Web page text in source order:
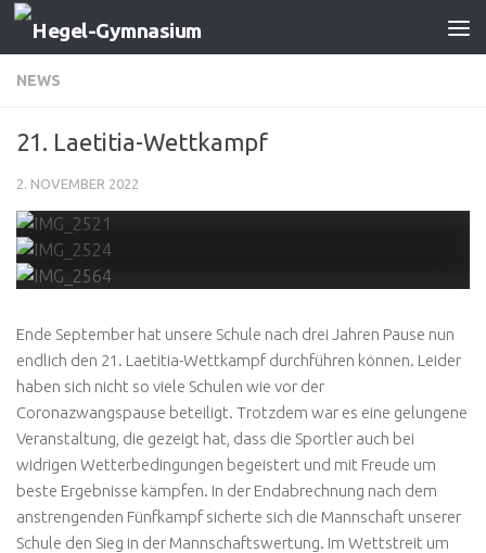
Zum Inhalt springen
NEWS
21. Laetitia-Wettkampf
2. NOVEMBER 2022
Ende September hat unsere Schule nach drei Jahren Pause nun
endlich den 21. Laetitia-Wettkampf durchführen können. Leider
haben sich nicht so viele Schulen wie vor der
Coronazwangspause beteiligt. Trotzdem war es eine gelungene
Veranstaltung, die gezeigt hat, dass die Sportler auch bei
widrigen Wetterbedingungen begeistert und mit Freude um
beste Ergebnisse kämpfen. In der Endabrechnung nach dem
anstrengenden Fünfkampf sicherte sich die Mannschaft unserer
Schule den Sieg in der Mannschaftswertung. Im Wettstreit um